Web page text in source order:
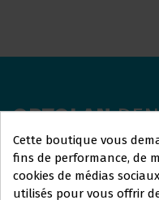
ORTOLAN
Nous sommes là pour
aider avec tout ce dont
Cette boutique vous
fins de performance, de
cookies de médias
utilisés pour vous offrir